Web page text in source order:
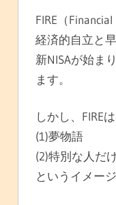
FIRE（
経済的自立と
新NISAが始ま
ます。
しかし、FIREは
(1)夢物語
(2)特別な人だ
というイメー